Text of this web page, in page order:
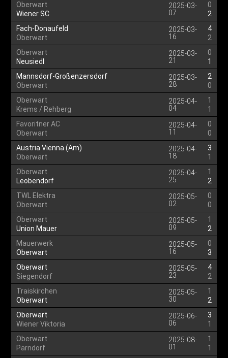
Oberwart
Wiener SC
2025-03-
07
0
2
Fach-Donaufeld
Oberwart
2025-03-
16
4
2
Oberwart
Neusiedl
2025-03-
21
0
1
Mannsdorf-Großenzersdorf
Oberwart
2025-03-
28
2
0
Oberwart
Krems / Rehberg
2025-04-
04
1
1
Favoritner AC
Oberwart
2025-04-
11
0
0
Austria Vienna (Am)
Oberwart
2025-04-
18
3
1
Oberwart
Leobendorf
2025-04-
25
1
2
TWL Elektra
Oberwart
2025-05-
02
0
0
Oberwart
Union Mauer
2025-05-
09
1
2
Mauerwerk
Oberwart
2025-05-
16
0
3
Oberwart
Siegendorf
2025-05-
23
4
2
Traiskirchen
Oberwart
2025-05-
30
1
2
Oberwart
Wiener Viktoria
2025-06-
06
3
1
Oberwart
Parndorf
2025-08-
01
1
1